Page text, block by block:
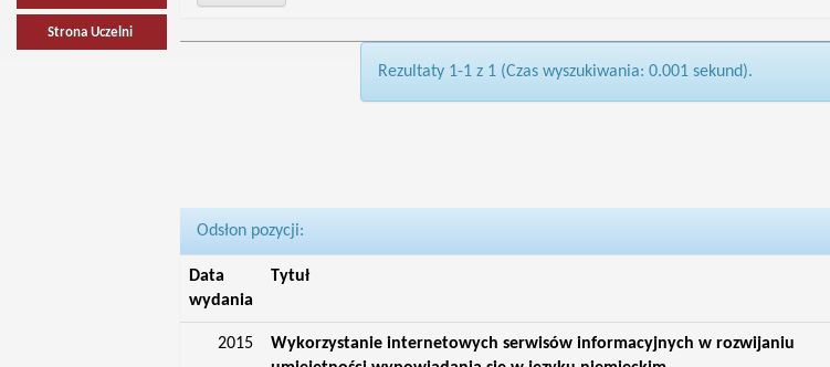
Strona Uczelni
Rezultaty 1-1 z 1 (Czas wyszukiwania: 0.001 sekund).
Odsłon pozycji:
Data
wydania
Tytuł
2015
Wykorzystanie internetowych serwisów informacyjnych w rozwijaniu